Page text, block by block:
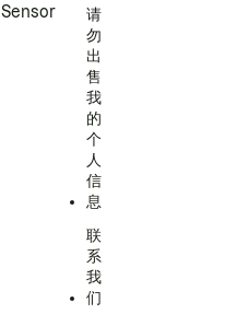
Sensor
请
勿
出
售
我
的
个
人
信
息
联
系
我
们